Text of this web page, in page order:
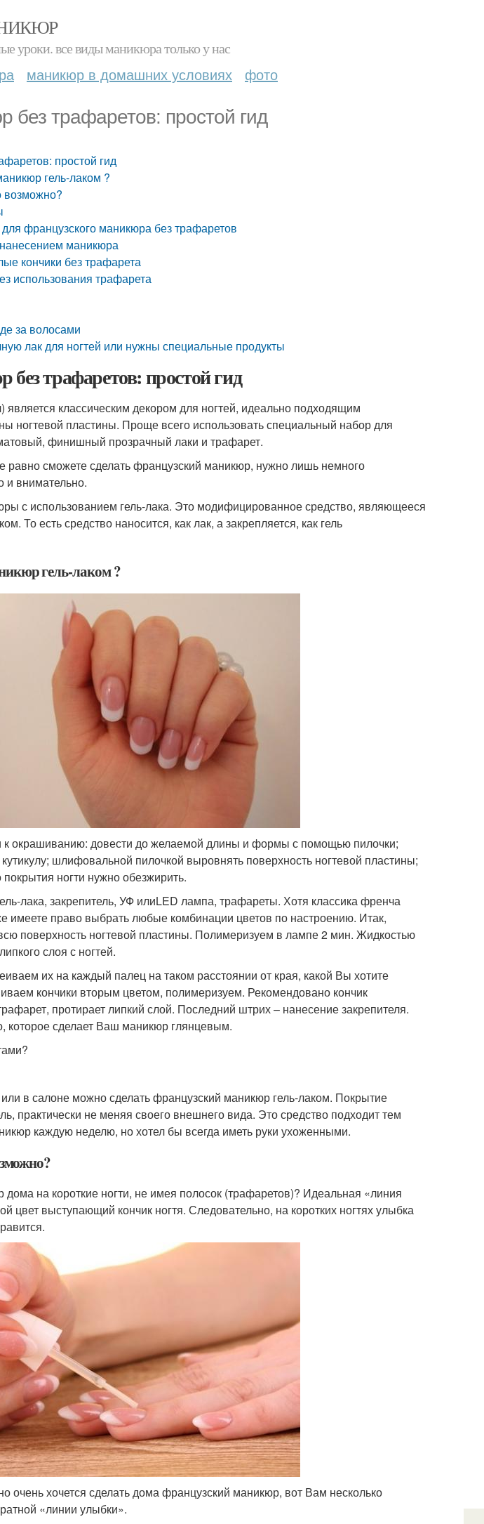
уроки. все виды маникюра только у нас
маникюр в домашних условиях фото
без трафаретов: простой гид
простой гид
гель-лаком ?
возможно?
французского маникюра без трафаретов
нанесением маникюра
кончики без трафарета
использования трафарета
за волосами
лак для ногтей или нужны специальные продукты
трафаретов: простой гид
классическим декором для ногтей, идеально подходящим
ногтевой пластины. Проще всего использовать специальный набор для
финишный прозрачный лаки и трафарет.
равно сможете сделать французский маникюр, нужно лишь немного
и внимательно.
с использованием гель-лака. Это модифицированное средство, являющееся
То есть средство наносится, как лак, а закрепляется, как гель
гель-лаком ?
к окрашиванию: довести до желаемой длины и формы с помощью пилочки;
кутикулу; шлифовальной пилочкой выровнять поверхность ногтевой пластины;
ногти нужно обезжирить.
лака, закрепитель, УФ илиLED лампа, трафареты. Хотя классика френча
имеете право выбрать любые комбинации цветов по настроению. Итак,
поверхность ногтевой пластины. Полимеризуем в лампе 2 мин. Жидкостью
слоя с ногтей.
их на каждый палец на таком расстоянии от края, какой Вы хотите
кончики вторым цветом, полимеризуем. Рекомендовано кончик
протирает липкий слой. Последний штрих – нанесение закрепителя.
которое сделает Ваш маникюр глянцевым.
в салоне можно сделать французский маникюр гель-лаком. Покрытие
практически не меняя своего внешнего вида. Это средство подходит тем
каждую неделю, но хотел бы всегда иметь руки ухоженными.
дома на короткие ногти, не имея полосок (трафаретов)? Идеальная «линия
цвет выступающий кончик ногтя. Следовательно, на коротких ногтях улыбка
очень хочется сделать дома французский маникюр, вот Вам несколько
«линии улыбки».